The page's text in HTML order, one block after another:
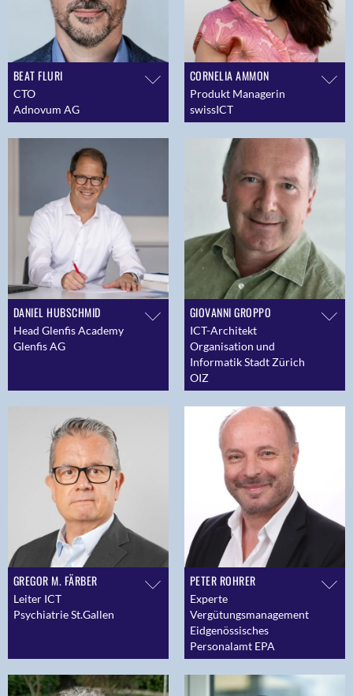
BEAT FLURI
CTO
Adnovum AG
CORNELIA AMMON
Produkt Managerin
swissICT
DANIEL HUBSCHMID
Head Glenfis Academy
Glenfis AG
GIOVANNI GROPPO
ICT-Architekt
Organisation und
Informatik Stadt Zürich
OIZ
GREGOR M. FÄRBER
Leiter ICT
Psychiatrie St.Gallen
PETER ROHRER
Experte
Vergütungsmanagement
Eidgenössisches
Personalamt EPA